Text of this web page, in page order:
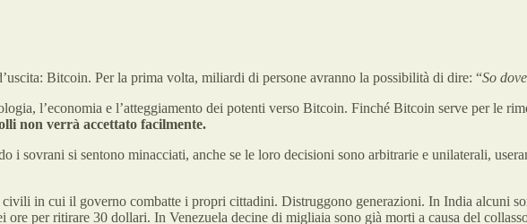
Bitcoin. Per la prima volta, miliardi di persone avranno la possibilità di dire: “So
l’economia e l’atteggiamento dei potenti verso Bitcoin. Finché Bitcoin serve per le
non verrà accettato facilmente.
i sovrani si sentono minacciati, anche se le loro decisioni sono arbitrarie e unilaterali,
in cui il governo combatte i propri cittadini. Distruggono generazioni. In India alcuni
ore per ritirare 30 dollari. In Venezuela decine di migliaia sono già morti a causa del